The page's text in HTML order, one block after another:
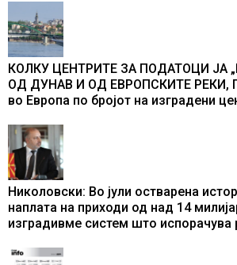
промени текот на историјата
КОЛКУ ЦЕНТРИТЕ ЗА ПОДАТОЦИ ЈА
ОД ДУНАВ И ОД ЕВРОПСКИТЕ РЕКИ,
во Европа по бројот на изградени
Николовски: Во јули остварена
наплата на приходи од над 14
изградивме систем што испорачува